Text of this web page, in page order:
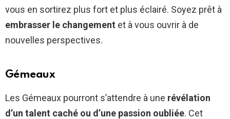
vous en sortirez plus fort et plus éclairé. Soyez prêt à
embrasser le changement et à vous ouvrir à de
nouvelles perspectives.
Gémeaux
Les Gémeaux pourront s’attendre à une révélation
d’un talent caché ou d’une passion oubliée. Cet